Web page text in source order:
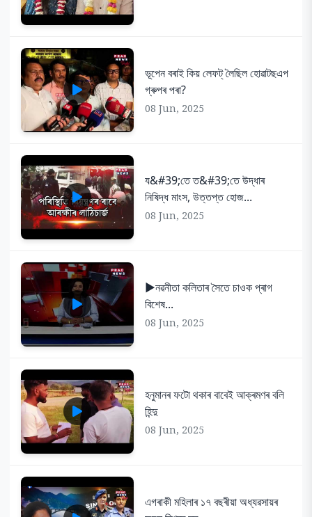
ভূপেন বৰাই কিয় লেফট্ লৈছিল হোৱাটছএপ
গ্ৰুপৰ পৰা?
08 Jun, 2025
য&#39;তে ত&#39;তে উদ্ধাৰ
নিষিদ্ধ মাংস, উত্তপ্ত হোজ...
08 Jun, 2025
▶️নৱনীতা কলিতাৰ সৈতে চাওক প্ৰাগ
বিশেষ...
08 Jun, 2025
হনুমানৰ ফটো থকাৰ বাবেই আক্ৰমণৰ বলি
হিন্দু
08 Jun, 2025
এগৰাকী মহিলাৰ ১৭ বছৰীয়া অধ্যৱসায়ৰ